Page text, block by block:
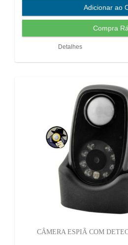
Detalhes
CÂMERA ESPIÃ COM